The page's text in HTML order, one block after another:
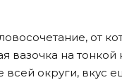
от
вазочка на
округи, вкус